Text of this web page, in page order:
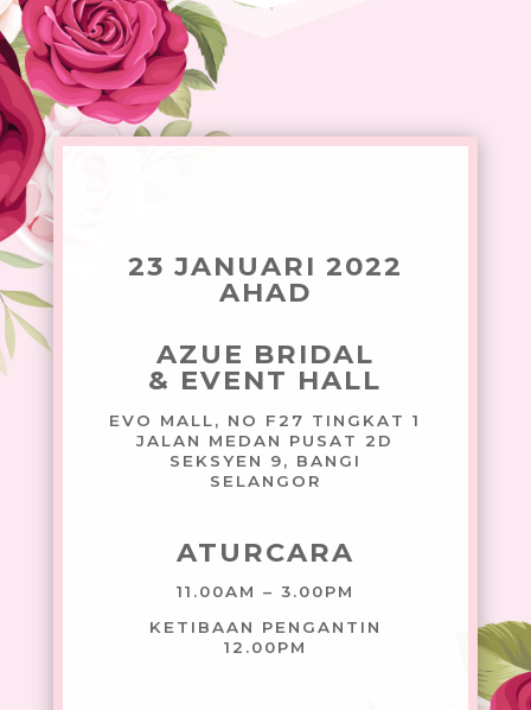
23 JANUARI 2022
AHAD
AZUE BRIDAL
& EVENT HALL
EVO MALL, NO F27 TINGKAT 1
JALAN MEDAN PUSAT 2D
SEKSYEN 9, BANGI
SELANGOR
ATURCARA
11.00AM – 3.00PM
KETIBAAN PENGANTIN
12.00PM